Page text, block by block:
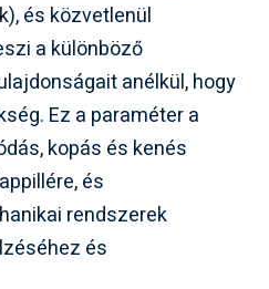
és közvetlenül
a különböző
anélkül, hogy
Ez a paraméter a
kopás és kenés
és
rendszerek
és